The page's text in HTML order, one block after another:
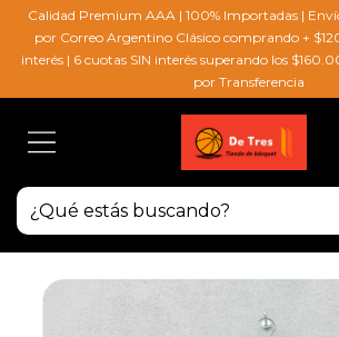
Calidad Premium AAA | 100% Importadas |
por Correo Argentino Clásico comprando +
interés | 6 cuotas SIN interés superando los
por Transferencia